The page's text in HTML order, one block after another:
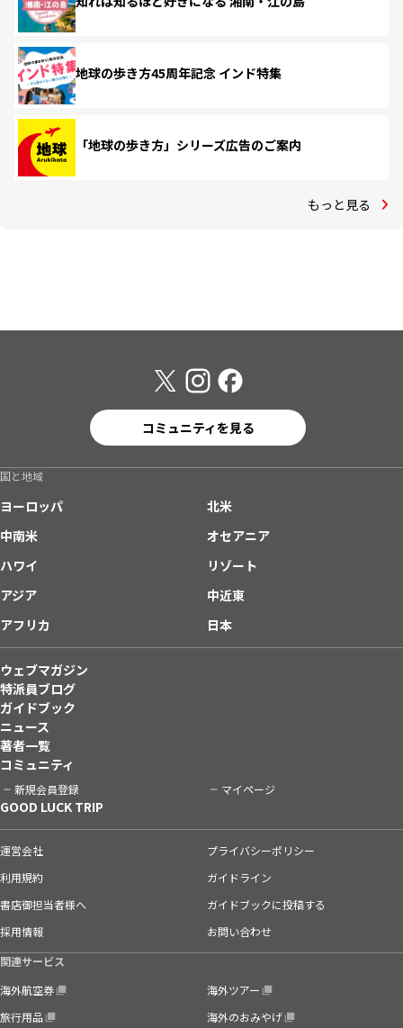
地球の歩き方45周年記念 インド特集
「地球の歩き方」シリーズ広告のご案内
もっと見る
コミュニティを見る
国と地域
ヨーロッパ
北米
中南米
オセアニア
ハワイ
リゾート
アジア
中近東
アフリカ
日本
ウェブマガジン
特派員ブログ
ガイドブック
ニュース
著者一覧
コミュニティ
新規会員登録 マイページ
GOOD LUCK TRIP
運営会社
プライバシーポリシー
利用規約
ガイドライン
書店御担当者様へ
ガイドブックに投稿する
採用情報
お問い合わせ
関連サービス
海外航空券
海外ツアー
旅行用品
海外のおみやげ